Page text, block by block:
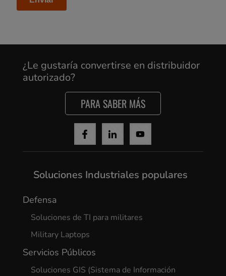
¿Le gustaría convertirse en distribuidor
autorizado?
PARA SABER MÁS
Soluciones Industriales populares
Defensa
Soluciones de TI para militares
Military Laptops
Servicios Públicos
Soluciones GIS (Sistema de Información